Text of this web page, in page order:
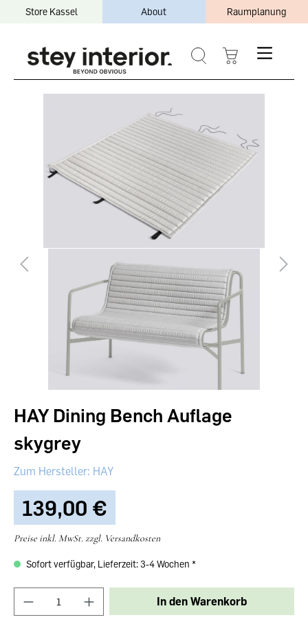
Store Kassel About Raumplanung
HAY Dining Bench Auflage
skygrey
HAY
139,00 €‎
Preise inkl. MwSt. zzgl. Versandkosten
Sofort verfügbar, Lieferzeit: 3-4 Wochen
In den Warenkorb